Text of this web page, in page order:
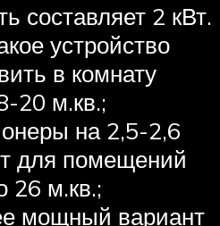
составляет 2 кВт.
устройство
в комнату
20 м.кв.;
на 2,5-2,6
для помещений
26 м.кв.;
мощный вариант